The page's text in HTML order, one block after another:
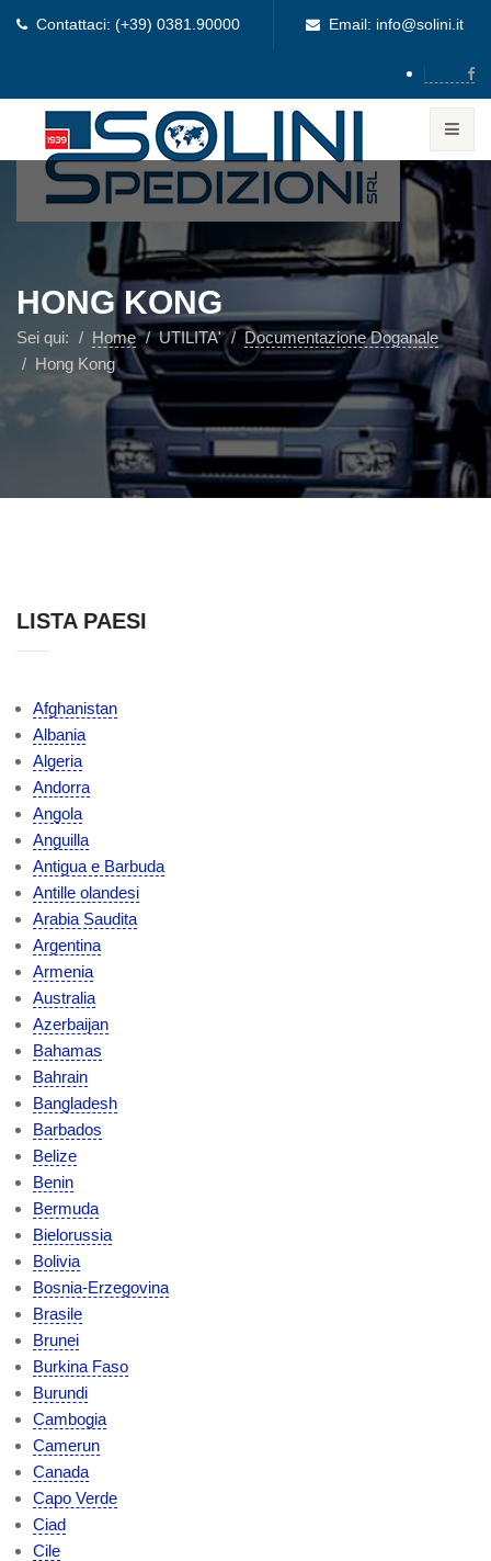
Contattaci: (+39) 0381.90000 Email: info@solini.it
HONG KONG
Sei qui: Home UTILITA'
Documentazione Doganale
Hong Kong
LISTA PAESI
Afghanistan
Albania
Algeria
Andorra
Angola
Anguilla
Antigua e Barbuda
Antille olandesi
Arabia Saudita
Argentina
Armenia
Australia
Azerbaijan
Bahamas
Bahrain
Bangladesh
Barbados
Belize
Benin
Bermuda
Bielorussia
Bolivia
Bosnia-Erzegovina
Brasile
Brunei
Burkina Faso
Burundi
Cambogia
Camerun
Canada
Capo Verde
Ciad
Cile